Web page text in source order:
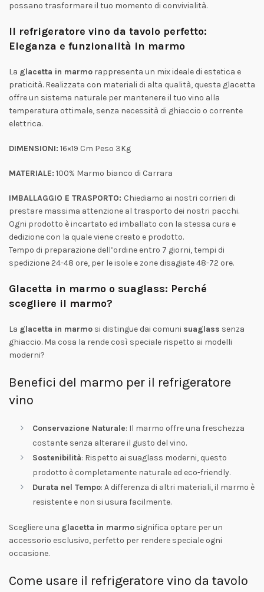
possano trasformare il tuo momento di convivialità.
Il refrigeratore vino da tavolo perfetto:
Eleganza e funzionalità in marmo
La glacetta in marmo rappresenta un mix ideale di estetica e
praticità. Realizzata con materiali di alta qualità, questa glacetta
offre un sistema naturale per mantenere il tuo vino alla
temperatura ottimale, senza necessità di ghiaccio o corrente
elettrica.
DIMENSIONI: 16×19 Cm Peso 3Kg
MATERIALE: 100% Marmo bianco di Carrara
IMBALLAGGIO E TRASPORTO: Chiediamo ai nostri corrieri di
prestare massima attenzione al trasporto dei nostri pacchi.
Ogni prodotto è incartato ed imballato con la stessa cura e
dedizione con la quale viene creato e prodotto.
Tempo di preparazione dell’ordine entro 7 giorni, tempi di
spedizione 24-48 ore, per le isole e zone disagiate 48-72 ore.
Glacetta in marmo o suaglass: Perché
scegliere il marmo?
La glacetta in marmo si distingue dai comuni suaglass senza
ghiaccio. Ma cosa la rende così speciale rispetto ai modelli
moderni?
Benefici del marmo per il refrigeratore
vino
Conservazione Naturale: Il marmo offre una freschezza
costante senza alterare il gusto del vino.
Sostenibilità: Rispetto ai suaglass moderni, questo
prodotto è completamente naturale ed eco-friendly.
Durata nel Tempo: A differenza di altri materiali, il marmo è
resistente e non si usura facilmente.
Scegliere una glacetta in marmo significa optare per un
accessorio esclusivo, perfetto per rendere speciale ogni
occasione.
Come usare il refrigeratore vino da tavolo